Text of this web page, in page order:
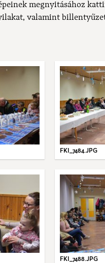
megnyitásához
valamint
FKI_7484.JPG
FKI_7488.JPG